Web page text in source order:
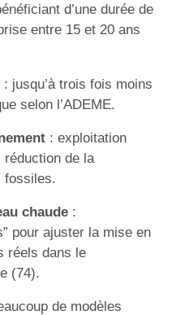
d’une durée de
entre 15 et 20 ans
: jusqu’à trois fois moins
selon l’ADEME.
: exploitation
réduction de la
fossiles.
chaude:
pour ajuster la mise en
réels dans le
(74).
de modèles